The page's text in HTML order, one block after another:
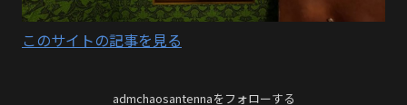
このサイトの記事を見る
admchaosantennaをフォローする